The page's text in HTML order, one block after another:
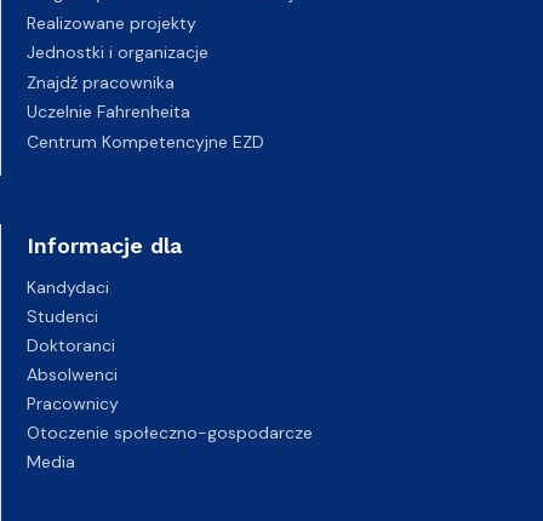
Realizowane projekty
Jednostki i organizacje
Znajdź pracownika
Uczelnie Fahrenheita
Centrum Kompetencyjne EZD
Informacje dla
Kandydaci
Studenci
Doktoranci
Absolwenci
Pracownicy
Otoczenie społeczno-gospodarcze
Media